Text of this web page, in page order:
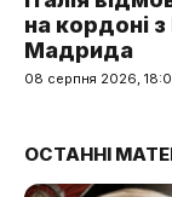
на кордоні
Мадрида
08 серпня 2026,
ОСТАННІ